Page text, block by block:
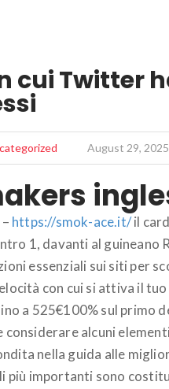
cui Twitter
August 29, 2025
https://smok-ace.it/il
1, davanti al guineano
essenziali sui siti per
con cui si attiva il
a 525€100% sul primo
considerare alcuni
nella guida alle
più importanti sono